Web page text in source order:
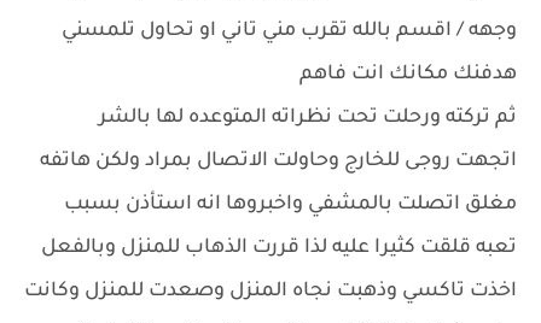
وجهه / اقسم بالله تقرب مني تاني او تحاول تلمسني
هدفنك مكانك انت فاهم
ثم تركته ورحلت تحت نظراته المتوعده لها بالشر
اتجهت روجى للخارج وحاولت الاتصال بمراد ولكن هاتفه
مغلق اتصلت بالمشفي واخبروها انه استأذن بسبب
تعبه قلقت كثيرا عليه لذا قررت الذهاب للمنزل وبالفعل
اخذت تاكسي وذهبت نجاه المنزل وصعدت للمنزل وكانت